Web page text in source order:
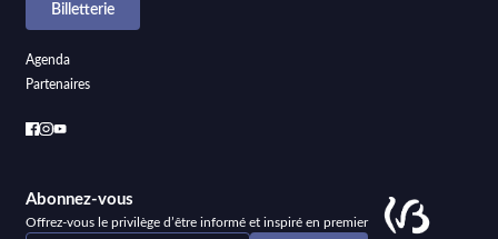
Billetterie
Agenda
Partenaires
Abonnez-vous
Offrez-vous le privilège d’être informé et inspiré en premier